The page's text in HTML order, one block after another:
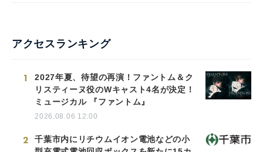
アクセスランキング
1
2027年夏、待望の再演！ファントム＆ク
リスティーヌ役のWキャスト4名が決定！
ミュージカル 『ファントム』
2026.08.06 12:00
2
千葉市内にリチウムイオン電池などの小